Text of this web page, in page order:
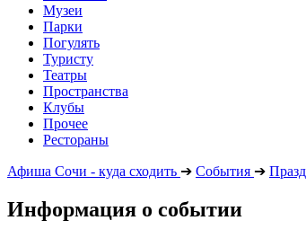
Музеи
Парки
Погулять
Туристу
Театры
Пространства
Клубы
Прочее
Рестораны
Афиша Сочи - куда сходить ➔ События ➔
Информация о событии